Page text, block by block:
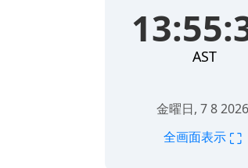
AST
金曜日, 7 8 2026
全画面表示 ⛶